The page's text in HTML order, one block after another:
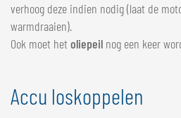
verhoog deze indien nodig (laat de
warmdraaien).
Ook moet het oliepeil nog een keer
Accu loskoppelen